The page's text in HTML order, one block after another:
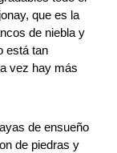
que es la
de niebla y
está tan
vez hay más
de ensueño
de piedras y